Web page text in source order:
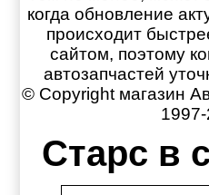
когда обновление
происходит
сайтом, поэтому
автозапчастей
© Copyright магазин
Старс в